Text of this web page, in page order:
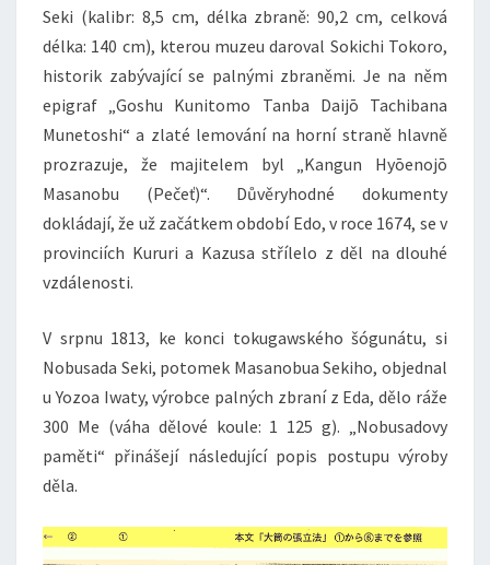
Seki (kalibr: 8,5 cm, délka zbraně: 90,2 cm, celková
délka: 140 cm), kterou muzeu daroval Sokichi Tokoro,
historik zabývající se palnými zbraněmi. Je na něm
epigraf „Goshu Kunitomo Tanba Daijō Tachibana
Munetoshi“ a zlaté lemování na horní straně hlavně
prozrazuje, že majitelem byl „Kangun Hyōenojō
Masanobu (Pečeť)“. Důvěryhodné dokumenty
dokládají, že už začátkem období Edo, v roce 1674, se v
provinciích Kururi a Kazusa střílelo z děl na dlouhé
vzdálenosti.
V srpnu 1813, ke konci tokugawského šógunátu, si
Nobusada Seki, potomek Masanobua Sekiho, objednal
u Yozoa Iwaty, výrobce palných zbraní z Eda, dělo ráže
300 Me (váha dělové koule: 1 125 g). „Nobusadovy
paměti“ přinášejí následující popis postupu výroby
děla.